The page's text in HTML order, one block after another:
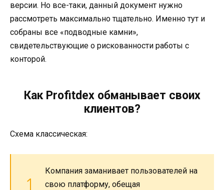
версии. Но все-таки, данный документ нужно
рассмотреть максимально тщательно. Именно тут и
собраны все «подводные камни»,
свидетельствующие о рискованности работы с
конторой.
Как Profitdex обманывает своих
клиентов?
Схема классическая:
Компания заманивает пользователей на
свою платформу, обещая